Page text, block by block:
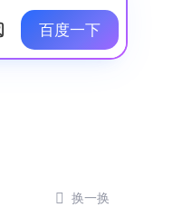
百度一下
 换一换